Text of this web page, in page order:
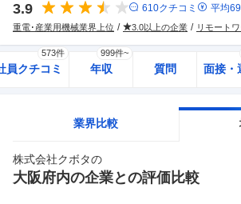
3.9 610クチコミ 平均
重電･産業用機械業界上位 3.0以上の企業 リモート
員クチコミ
573件
年収
999件~
質問 面接・
業界比較
株式会社クボタの
大阪府内の企業との評価比較